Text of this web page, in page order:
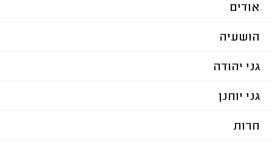
אודים
הושעיה
גני יהודה
גני יוחנן
חרות